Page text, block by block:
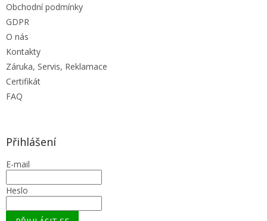
Obchodní podmínky
GDPR
O nás
Kontakty
Záruka, Servis, Reklamace
Certifikát
FAQ
Přihlášení
E-mail
Heslo